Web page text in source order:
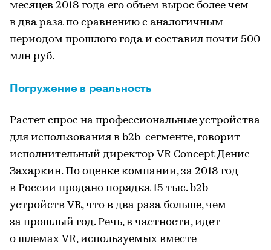
месяцев 2018 года его объем вырос более чем
в два раза по сравнению с аналогичным
периодом прошлого года и составил почти 500
млн руб.
Погружение в реальность
Растет спрос на профессиональные устройства
для использования в b2b-сегменте, говорит
исполнительный директор VR Concept Денис
Захаркин. По оценке компании, за 2018 год
в России продано порядка 15 тыс. b2b-
устройств VR, что в два раза больше, чем
за прошлый год. Речь, в частности, идет
о шлемах VR, используемых вместе